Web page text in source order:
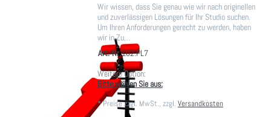
Wir wissen, dass Sie genau wie wir nach originellen
und zuverlässigen Lösungen für Ihr Studio suchen.
Um Ihren Anforderungen gerecht zu werden, haben
wir in Zu…
Art.-Nr.102.PL7
Weitere Option:
Bitte wählen Sie aus:
*Preise zzgl. MwSt., zzgl. Versandkosten